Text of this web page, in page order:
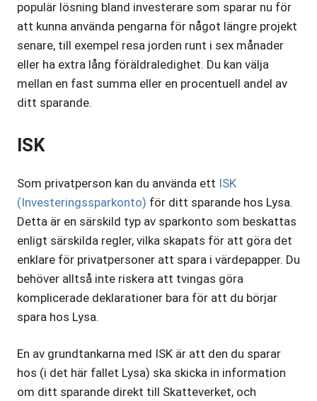
populär lösning bland investerare som sparar nu för
att kunna använda pengarna för något längre projekt
senare, till exempel resa jorden runt i sex månader
eller ha extra lång föräldraledighet. Du kan välja
mellan en fast summa eller en procentuell andel av
ditt sparande.
ISK
Som privatperson kan du använda ett ISK
(Investeringssparkonto) för ditt sparande hos Lysa.
Detta är en särskild typ av sparkonto som beskattas
enligt särskilda regler, vilka skapats för att göra det
enklare för privatpersoner att spara i värdepapper. Du
behöver alltså inte riskera att tvingas göra
komplicerade deklarationer bara för att du börjar
spara hos Lysa.
En av grundtankarna med ISK är att den du sparar
hos (i det här fallet Lysa) ska skicka in information
om ditt sparande direkt till Skatteverket, och